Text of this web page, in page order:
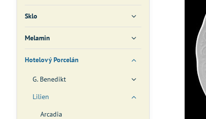
Sklo
Melamin
Hotelový Porcelán
G. Benedikt
Lilien
Arcadia